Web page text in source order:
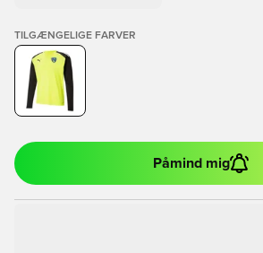
TILGÆNGELIGE FARVER
Påmind mig